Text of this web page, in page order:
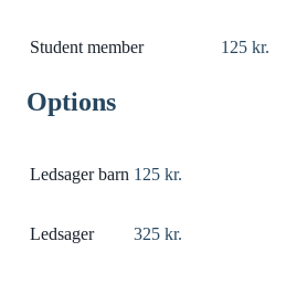
Student member 125 kr.
Options
Ledsager barn 125 kr.
Ledsager 325 kr.